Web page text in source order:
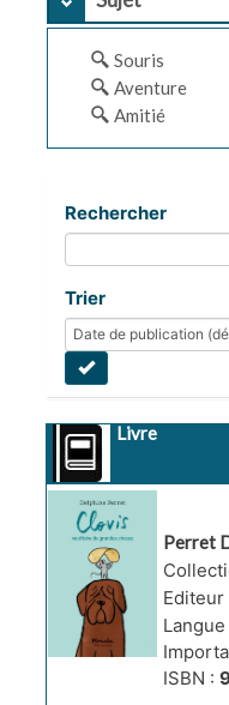
Souris
Aventure
Amitié
Rechercher
Trier
Livre
Perret
Editeur
ISBN :